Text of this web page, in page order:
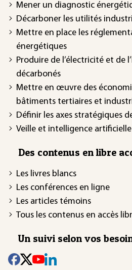
Mener un diagnostic
Décarboner les utilités
Mettre en place les
énergétiques
Produire de l’électricité et de
décarbonés
Mettre en œuvre des
bâtiments tertiaires et
Définir les axes stratégiques
Veille et intelligence artificielle
Des contenus en libre
Les livres blancs
Les conférences en ligne
Les articles témoins
Tous les contenus en accès
Un suivi selon vos